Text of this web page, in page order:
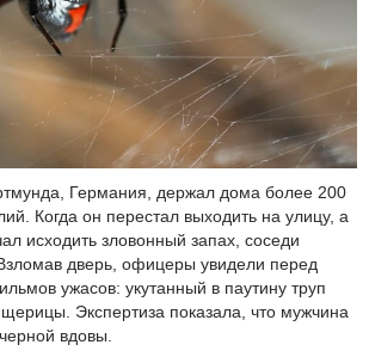
Германия, держал дома более 200
Когда он перестал выходить на улицу, а
исходить зловонный запах, соседи
дверь, офицеры увидели перед
ужасов: укутанный в паутину труп
Экспертиза показала, что мужчина
вдовы.